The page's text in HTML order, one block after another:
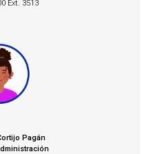
Ext. 3513
Pagán